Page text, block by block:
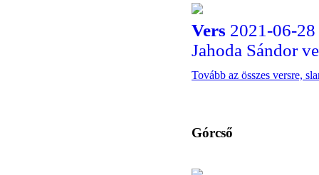
Vers 2021-06-
Jahoda Sándor
Tovább az összes versre,
Górcső